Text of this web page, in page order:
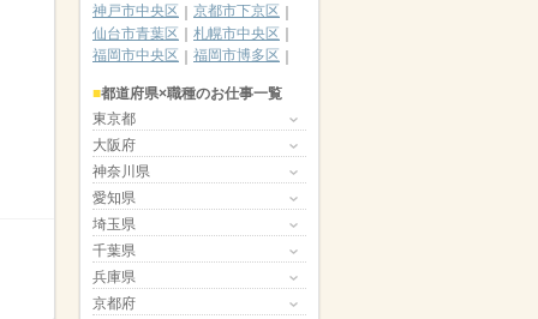
神戸市中央区
京都市下京区
仙台市青葉区
札幌市中央区
福岡市中央区
福岡市博多区
都道府県×職種のお仕事一覧
東京都
大阪府
神奈川県
愛知県
埼玉県
千葉県
兵庫県
京都府